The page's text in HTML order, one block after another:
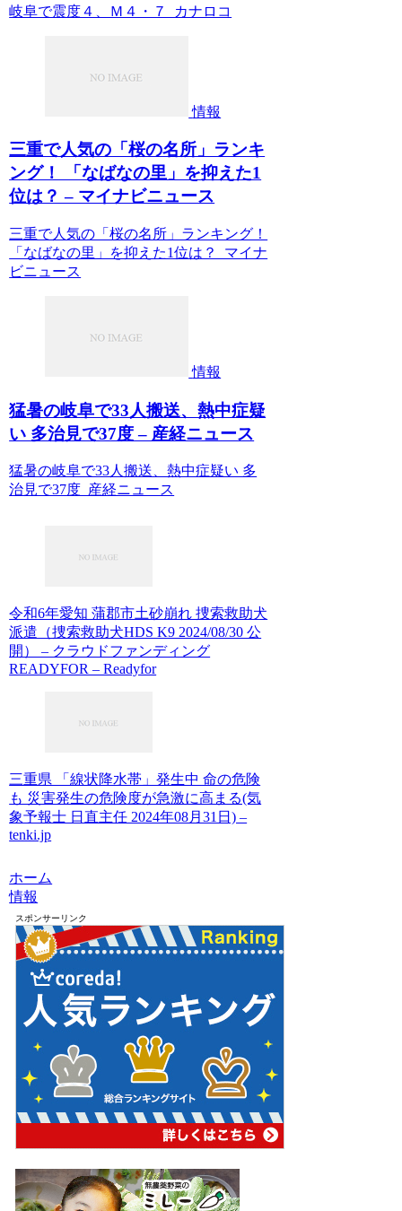
岐阜で震度４、Ｍ４・７ カナロコ
情報
三重で人気の「桜の名所」ランキ
ング！ 「なばなの里」を抑えた1
位は？ – マイナビニュース
三重で人気の「桜の名所」ランキング！
「なばなの里」を抑えた1位は？ マイナ
ビニュース
情報
猛暑の岐阜で33人搬送、熱中症疑
い 多治見で37度 – 産経ニュース
猛暑の岐阜で33人搬送、熱中症疑い 多
治見で37度 産経ニュース
令和6年愛知 蒲郡市土砂崩れ 捜索救助犬
派遣（捜索救助犬HDS K9 2024/08/30 公
開） – クラウドファンディング
READYFOR – Readyfor
三重県 「線状降水帯」発生中 命の危険
も 災害発生の危険度が急激に高まる(気
象予報士 日直主任 2024年08月31日) –
tenki.jp
ホーム
情報
スポンサーリンク